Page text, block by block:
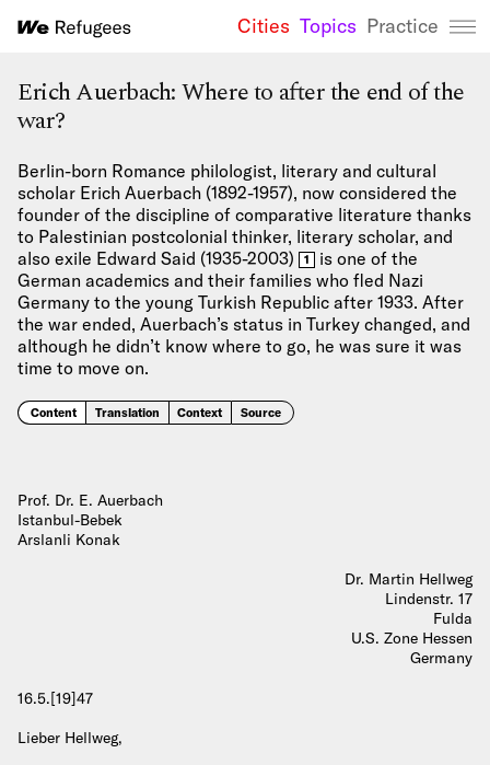
We
Cities Topics Practice
Erich Auerbach: Where to after the end of the
war?
Berlin-born Romance philologist, literary and cultural
scholar Erich Auerbach (1892-1957), now considered the
founder of the discipline of comparative literature thanks
to Palestinian postcolonial thinker, literary scholar, and
also exile Edward Said (1935-2003)
1
is one of the
German academics and their families who fled Nazi
Germany to the young Turkish Republic after 1933. After
the war ended, Auerbach’s status in Turkey changed, and
although he didn’t know where to go, he was sure it was
time to move on.
Content Translation Context Source
Prof. Dr. E. Auerbach
Istanbul-Bebek
Arslanli Konak
Dr. Martin Hellweg
Lindenstr. 17
Fulda
U.S. Zone Hessen
Germany
16.5.[19]47
Lieber Hellweg,